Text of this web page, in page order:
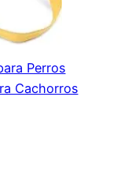
Perros
Cachorros